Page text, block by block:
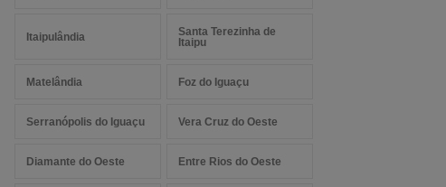
Itaipulândia
Santa Terezinha de
Itaipu
Matelândia Foz do Iguaçu
Serranópolis do Iguaçu Vera Cruz do Oeste
Diamante do Oeste Entre Rios do Oeste